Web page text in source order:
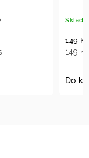
149 Kč / 1 ks